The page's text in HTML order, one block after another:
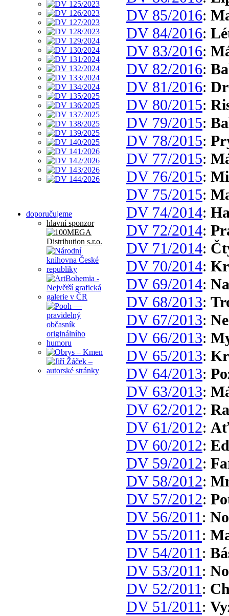
doporučujeme
hlavní sponzor
DV 85/2016:
DV 84/2016:
DV 83/2016:
DV 82/2016:
DV 81/2016:
DV 80/2015:
DV 79/2015:
DV 78/2015:
DV 77/2015:
DV 76/2015:
DV 75/2015:
DV 74/2014:
DV 72/2014:
DV 71/2014:
DV 70/2014:
DV 69/2014:
DV 68/2013:
DV 67/2013:
DV 66/2013:
DV 65/2013:
DV 64/2013:
DV 63/2013:
DV 62/2012:
DV 61/2012:
DV 60/2012:
DV 59/2012:
DV 58/2012:
DV 57/2012:
DV 56/2011:
DV 55/2011:
DV 54/2011:
DV 53/2011:
DV 52/2011:
DV 51/2011: